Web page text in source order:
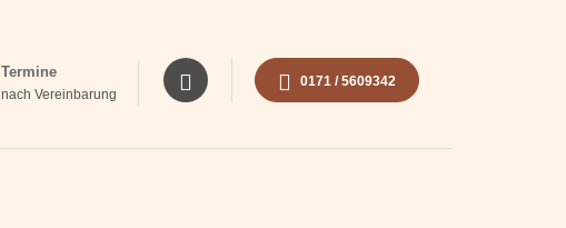
Termine
nach Vereinbarung
0171 / 5609342